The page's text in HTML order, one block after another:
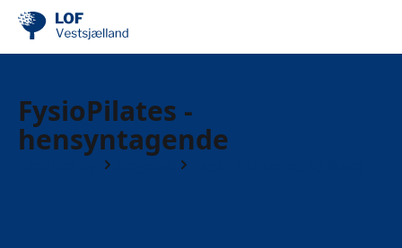
FysioPilates -
hensyntagende